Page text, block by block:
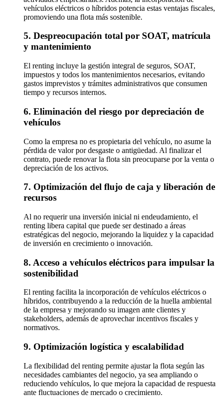
vehículos eléctricos o híbridos potencia estas ventajas fiscales,
promoviendo una flota más sostenible.
5. Despreocupación total por SOAT, matrícula
y mantenimiento
El renting incluye la gestión integral de seguros, SOAT,
impuestos y todos los mantenimientos necesarios, evitando
gastos imprevistos y trámites administrativos que consumen
tiempo y recursos internos.
6. Eliminación del riesgo por depreciación de
vehículos
Como la empresa no es propietaria del vehículo, no asume la
pérdida de valor por desgaste o antigüedad. Al finalizar el
contrato, puede renovar la flota sin preocuparse por la venta o
depreciación de los activos.
7. Optimización del flujo de caja y liberación de
recursos
Al no requerir una inversión inicial ni endeudamiento, el
renting libera capital que puede ser destinado a áreas
estratégicas del negocio, mejorando la liquidez y la capacidad
de inversión en crecimiento o innovación.
8. Acceso a vehículos eléctricos para impulsar la
sostenibilidad
El renting facilita la incorporación de vehículos eléctricos o
híbridos, contribuyendo a la reducción de la huella ambiental
de la empresa y mejorando su imagen ante clientes y
stakeholders, además de aprovechar incentivos fiscales y
normativos.
9. Optimización logística y escalabilidad
La flexibilidad del renting permite ajustar la flota según las
necesidades cambiantes del negocio, ya sea ampliando o
reduciendo vehículos, lo que mejora la capacidad de respuesta
ante fluctuaciones de mercado o crecimiento.